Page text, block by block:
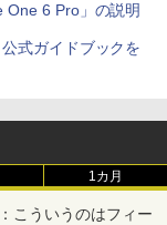
One 6 Pro」の説明
式ガイドブックを
1カ月
こういうのはフィー